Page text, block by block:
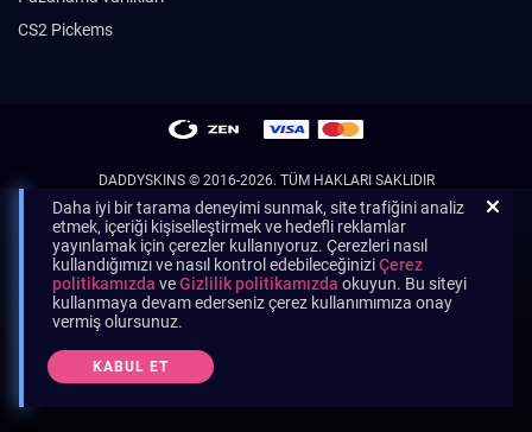
CS2 Pickems
DADDYSKINS© 2016-2026. TÜM HAKLARI SAKLIDIR
Daha iyi bir tarama deneyimi sunmak, site trafiğini analiz
etmek, içeriği kişiselleştirmek ve hedefli reklamlar
yayınlamak için çerezler kullanıyoruz. Çerezleri nasıl
kullandığımızı ve nasıl kontrol edebileceğiniziÇerez
politikamızda veGizlilik politikamızda okuyun. Bu siteyi
kullanmaya devam ederseniz çerez kullanımımıza onay
vermiş olursunuz.
KABUL ET